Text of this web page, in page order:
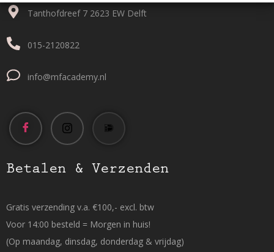
Tanthofdreef 7 2623 EW Delft
015-2120822
info@mfacademy.nl
Betalen & Verzenden
Gratis verzending v.a. €100,- excl. btw
Voor 14:00 besteld = Morgen in huis!
(Op maandag, dinsdag, donderdag & vrijdag)